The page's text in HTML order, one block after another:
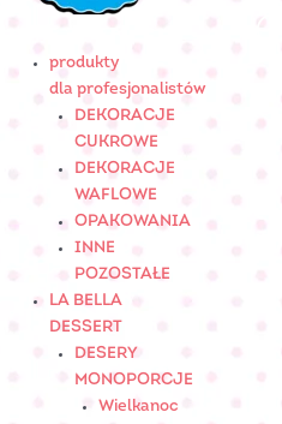
produkty
dla profesjonalistów
DEKORACJE
CUKROWE
DEKORACJE
WAFLOWE
OPAKOWANIA
INNE
POZOSTAŁE
LA BELLA
DESSERT
DESERY
MONOPORCJE
Wielkanoc